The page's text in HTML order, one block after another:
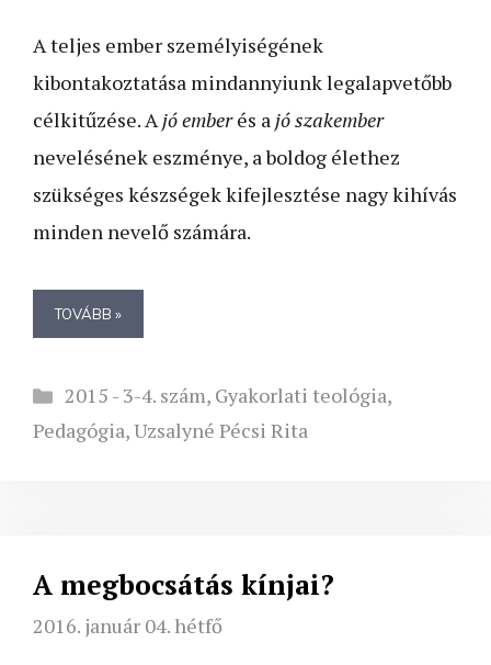
A teljes ember személyiségének
kibontakoztatása mindannyiunk legalapvetőbb
célkitűzése. Ajó emberés ajó szakember
nevelésének eszménye, a boldog élethez
szükséges készségek kifejlesztése nagy kihívás
minden nevelő számára.
TOVÁBB »
Kategória
2015 - 3-4. szám, Gyakorlati teológia,
Pedagógia,Uzsalyné Pécsi Rita
A megbocsátás kínjai?
2016. január 04. hétfő